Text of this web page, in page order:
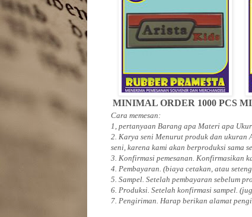
MINIMAL ORDER 1000 PCS
Cara memesan:
1, pertanyaan Barang apa Materi apa
2. Karya seni Menurut produk dan ukuran
seni, karena kami akan berproduksi sama
3. Konfirmasi pemesanan. Konfirmasikan
4. Pembayaran. (biaya cetakan, atau
5. Sampel. Setelah pembayaran sebelum
6. Produksi. Setelah konfirmasi sampel.
7. Pengiriman. Harap berikan alamat